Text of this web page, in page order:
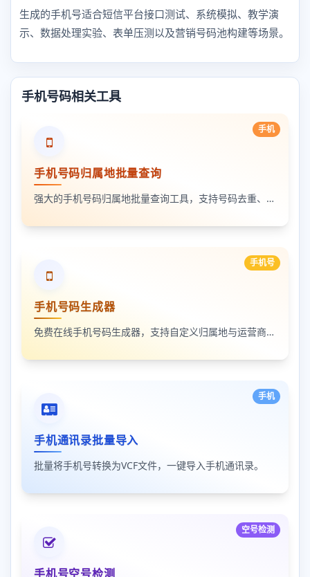
生成的手机号适合短信平台接口测试、系统模拟、教学演
示、数据处理实验、表单压测以及营销号码池构建等场景。
手机号码相关工具
手机
手机号码归属地批量查询
强大的手机号码归属地批量查询工具，支持号码去重、分类与导出。
手机号
手机号码生成器
免费在线手机号码生成器，支持自定义归属地与运营商，批量生成随机号码。
手机
手机通讯录批量导入
批量将手机号转换为VCF文件，一键导入手机通讯录。
空号检测
手机号空号检测